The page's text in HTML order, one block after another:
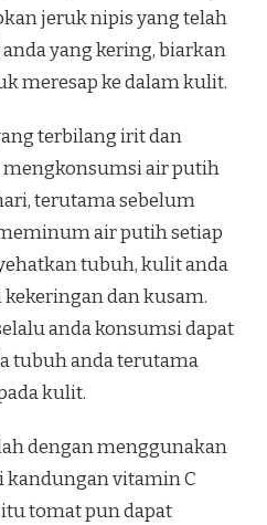
jeruk nipis yang telah
yang kering, biarkan
meresap ke dalam kulit.
terbilang irit dan
mengkonsumsi air putih
terutama sebelum
air putih setiap
tubuh, kulit anda
dan kusam.
anda konsumsi dapat
tubuh anda terutama
kulit.
dengan menggunakan
vitamin C
tomat pun dapat